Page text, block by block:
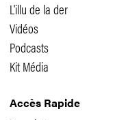
L'illu de la der
Vidéos
Podcasts
Kit Média
Accès Rapide